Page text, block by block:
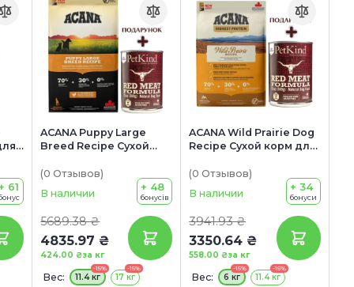
61
ACANA Puppy Large
Breed Recipe Сухой
крупных пород (с
(0 Отзывов)
В наличии
5689.38 ₴
4835.97 ₴
за кг
424.00 ₴
+ 48
бонусів
Вес:
-15%
11.4 кг
-15%
17 кг
ACANA Wild Prairie Dog
Recipe Сухой корм для
возрастных категорий
индейкой)
(0 Отзывов)
В наличии
3941.93 ₴
3350.64 ₴
за кг
558.00 ₴
+ 34
бонуси
Вес:
-15%
6 кг
-15%
11.4 кг